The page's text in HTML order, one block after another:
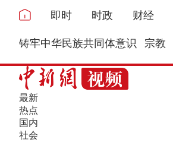
即时 时政 财经
铸牢中华民族共同体意识 宗教
最新
热点
国内
社会